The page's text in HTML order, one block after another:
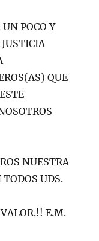
POCO Y
JUSTICIA
QUE
NUESTRA
TODOS UDS.
VALOR.!! E.M.